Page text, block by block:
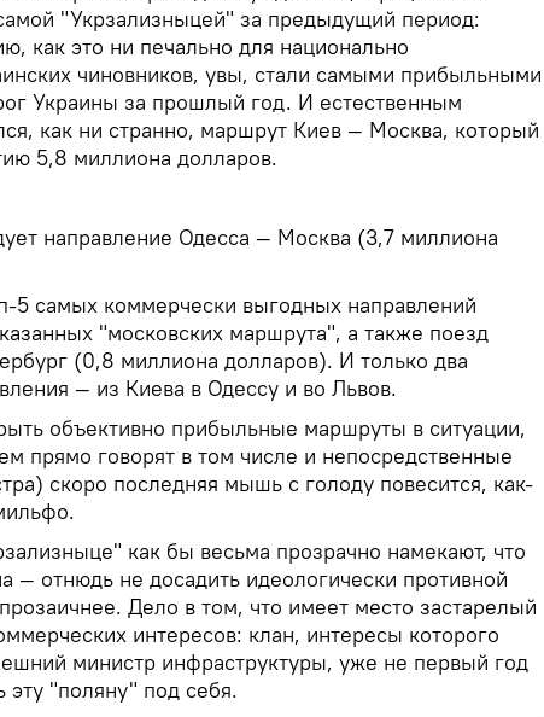
"Укрзализныцей" за предыдущий период:
как это ни печально для национально
чиновников, увы, стали самыми прибыльными
Украины за прошлый год. И естественным
как ни странно, маршрут Киев — Москва, который
5,8 миллиона долларов.
направление Одесса — Москва (3,7 миллиона
5 самых коммерчески выгодных направлений
"московских маршрута", а также поезд
(0,8 миллиона долларов). И только два
— из Киева в Одессу и во Львов.
объективно прибыльные маршруты в ситуации,
прямо говорят в том числе и непосредственные
скоро последняя мышь с голоду повесится, как-
как бы весьма прозрачно намекают, что
— отнюдь не досадить идеологически противной
Дело в том, что имеет место застарелый
интересов: клан, интересы которого
министр инфраструктуры, уже не первый год
эту "поляну" под себя.